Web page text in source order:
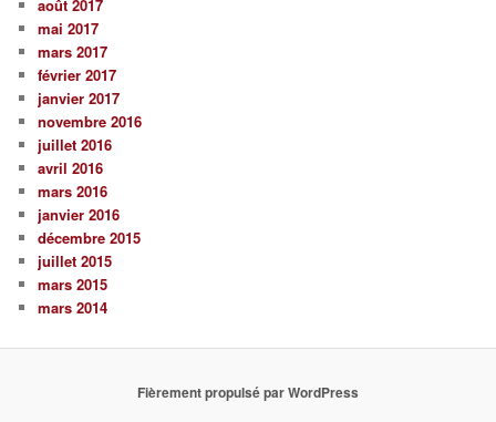
août 2017
mai 2017
mars 2017
février 2017
janvier 2017
novembre 2016
juillet 2016
avril 2016
mars 2016
janvier 2016
décembre 2015
juillet 2015
mars 2015
mars 2014
Fièrement propulsé par WordPress